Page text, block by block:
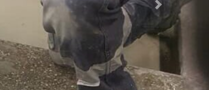
Next